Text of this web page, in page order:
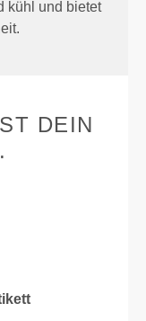
kühl und bietet
DEIN